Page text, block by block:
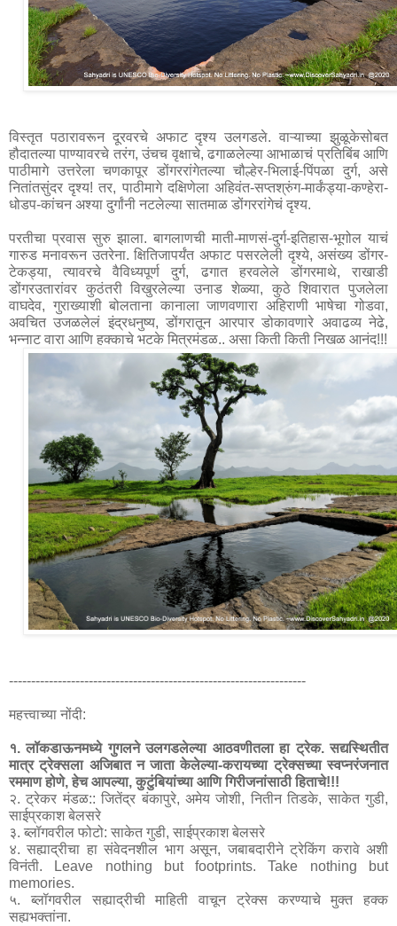
विस्तृत पठारावरून दूरवरचे अफाट दृश्य उलगडले. वाऱ्याच्या झुळूकेसोबत
हौदातल्या पाण्यावरचे तरंग, उंचच वृक्षाचे, ढगाळलेल्या आभाळाचं प्रतिबिंब आणि
पाठीमागे उत्तरेला चणकापूर डोंगररांगेतल्या चौल्हेर-भिलाई-पिंपळा दुर्ग, असे
नितांतसुंदर दृश्य! तर, पाठीमागे दक्षिणेला अहिवंत-सप्तश्रुंग-मार्कंड्या-कण्हेरा-
धोडप-कांचन अश्या दुर्गांनी नटलेल्या सातमाळ डोंगररांगेचं दृश्य.
परतीचा प्रवास सुरु झाला. बागलाणची माती-माणसं-दुर्ग-इतिहास-भूगोल याचं
गारुड मनावरून उतरेना. क्षितिजापर्यंत अफाट पसरलेली दृश्ये, असंख्य डोंगर-
टेकड्या, त्यावरचे वैविध्यपूर्ण दुर्ग, ढगात हरवलेले डोंगरमाथे, राखाडी
डोंगरउतारांवर कुठंतरी विखुरलेल्या उनाड शेळ्या, कुठे शिवारात पुजलेला
वाघदेव, गुराख्याशी बोलताना कानाला जाणवणारा अहिराणी भाषेचा गोडवा,
अवचित उजळलेलं इंद्रधनुष्य, डोंगरातून आरपार डोकावणारे अवाढव्य नेढे,
-------------------------------------------------------------------
महत्त्वाच्या नोंदी:
१. लॉकडाऊनमध्ये गुगलने उलगडलेल्या आठवणीतला हा ट्रेक. सद्यस्थितीत
मात्र ट्रेक्सला अजिबात न जाता केलेल्या-करायच्या ट्रेक्सच्या स्वप्नरंजनात
रममाण होणे, हेच आपल्या, कुटुंबियांच्या आणि गिरीजनांसाठी हिताचे!!!
२. ट्रेकर मंडळ:: जितेंद्र बंकापुरे, अमेय जोशी, नितीन तिडके, साकेत गुडी,
साईप्रकाश बेलसरे
३. ब्लॉगवरील फोटो: साकेत गुडी, साईप्रकाश बेलसरे
४. सह्याद्रीचा हा संवेदनशील भाग असून, जबाबदारीने ट्रेकिंग करावे अशी
विनंती. Leave nothing but footprints. Take nothing but
memories.
५. ब्लॉगवरील सह्याद्रीची माहिती वाचून ट्रेक्स करण्याचे मुक्त हक्क
सह्यभक्तांना.